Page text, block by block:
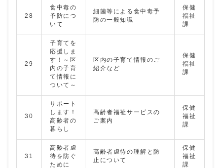
28
食中毒の
予防につ
いて
細菌等による食中毒予
防の一般知識
保健
福祉
課
29
子育てを
応援しま
す！～区
内の子育
て情報に
ついて～
区内の子育て情報のご
紹介など
保健
福祉
課
30
サポート
します！
高齢者の
暮らし
高齢者福祉サービスの
ご案内
保健
福祉
課
31
高齢者虐
待を防ぐ
ために
高齢者虐待の理解と防
止について
保健
福祉
課